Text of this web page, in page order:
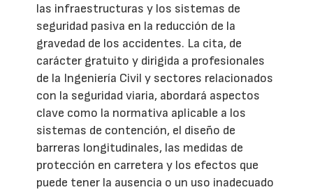
las infraestructuras y los sistemas de
seguridad pasiva en la reducción de la
gravedad de los accidentes. La cita, de
carácter gratuito y dirigida a profesionales
de la Ingeniería Civil y sectores relacionados
con la seguridad viaria, abordará aspectos
clave como la normativa aplicable a los
sistemas de contención, el diseño de
barreras longitudinales, las medidas de
protección en carretera y los efectos que
puede tener la ausencia o un uso inadecuado